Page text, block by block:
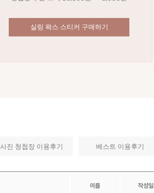
실링 왁스 스티커 구매하기
사진 청첩장 이용후기 베스트 이용후기
이름 작성일